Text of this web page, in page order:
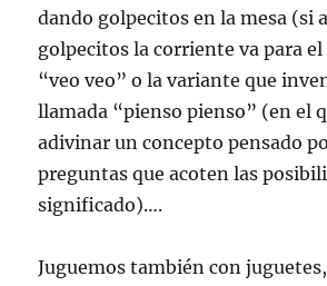
dando golpecitos en la mesa (si
golpecitos la corriente va para
“veo veo” o la variante que
llamada “pienso pienso” (en el
adivinar un concepto pensado
preguntas que acoten las
significado)….
Juguemos también con